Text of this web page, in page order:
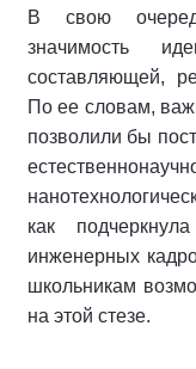
В свою
значимость
составляющей,
По ее словам,
позволили бы
как
инженерных
школьникам
на этой стезе.